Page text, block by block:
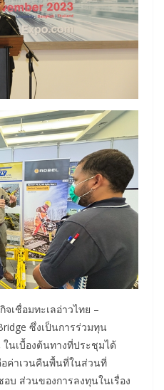
เชื่อมทะเลอ่าวไทย –
ซึ่งเป็นการร่วมทุน
นเบื้องต้นทางที่ประชุมได้
ค่าเวนคืนพื้นที่ในส่วนที่
บ ส่วนของการลงทุนในเรื่อง